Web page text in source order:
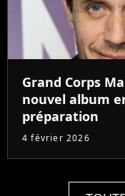
Grand Corps
nouvel album
préparation
4 février 2026